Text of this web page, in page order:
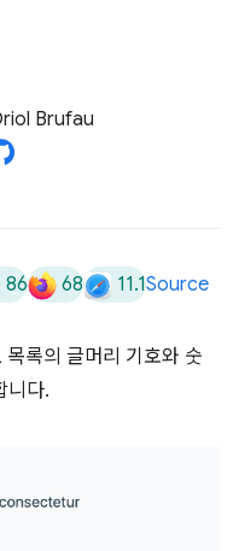
Brufau
86 68 11.1Source
록의 글머리 기호와 숫
니다.